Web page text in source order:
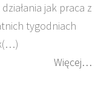
jak praca z
tygodniach
Więcej…